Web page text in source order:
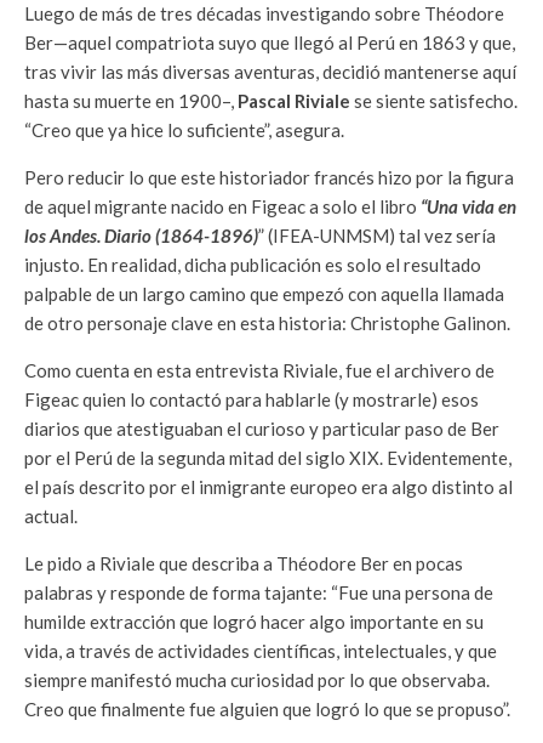
Luego de más de tres décadas investigando sobre Théodore
Ber—aquel compatriota suyo que llegó al Perú en 1863 y que,
tras vivir las más diversas aventuras, decidió mantenerse aquí
hasta su muerte en 1900–, Pascal Riviale se siente satisfecho.
“Creo que ya hice lo suficiente”, asegura.
Pero reducir lo que este historiador francés hizo por la figura
de aquel migrante nacido en Figeac a solo el libro “Una vida en
los Andes. Diario (1864-1896)” (IFEA-UNMSM) tal vez sería
injusto. En realidad, dicha publicación es solo el resultado
palpable de un largo camino que empezó con aquella llamada
de otro personaje clave en esta historia: Christophe Galinon.
Como cuenta en esta entrevista Riviale, fue el archivero de
Figeac quien lo contactó para hablarle (y mostrarle) esos
diarios que atestiguaban el curioso y particular paso de Ber
por el Perú de la segunda mitad del siglo XIX. Evidentemente,
el país descrito por el inmigrante europeo era algo distinto al
actual.
Le pido a Riviale que describa a Théodore Ber en pocas
palabras y responde de forma tajante: “Fue una persona de
humilde extracción que logró hacer algo importante en su
vida, a través de actividades científicas, intelectuales, y que
siempre manifestó mucha curiosidad por lo que observaba.
Creo que finalmente fue alguien que logró lo que se propuso”.